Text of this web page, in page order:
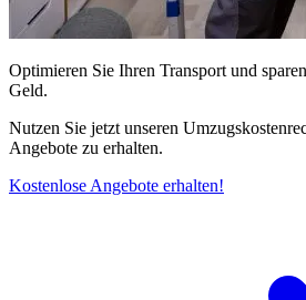
Optimieren Sie Ihren Transport und
Geld.
Nutzen Sie jetzt unseren
Angebote zu erhalten.
Kostenlose Angebote erhalten!